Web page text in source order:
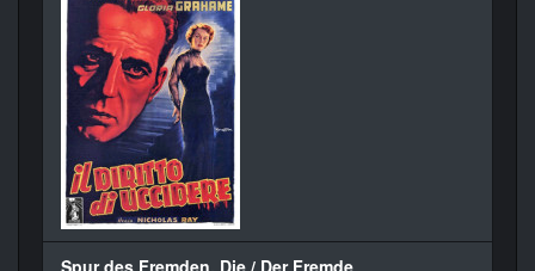
Spur des Fremden, Die / Der Fremde